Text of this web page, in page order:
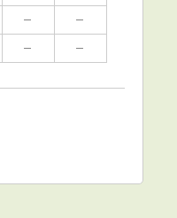
－
－
－ －